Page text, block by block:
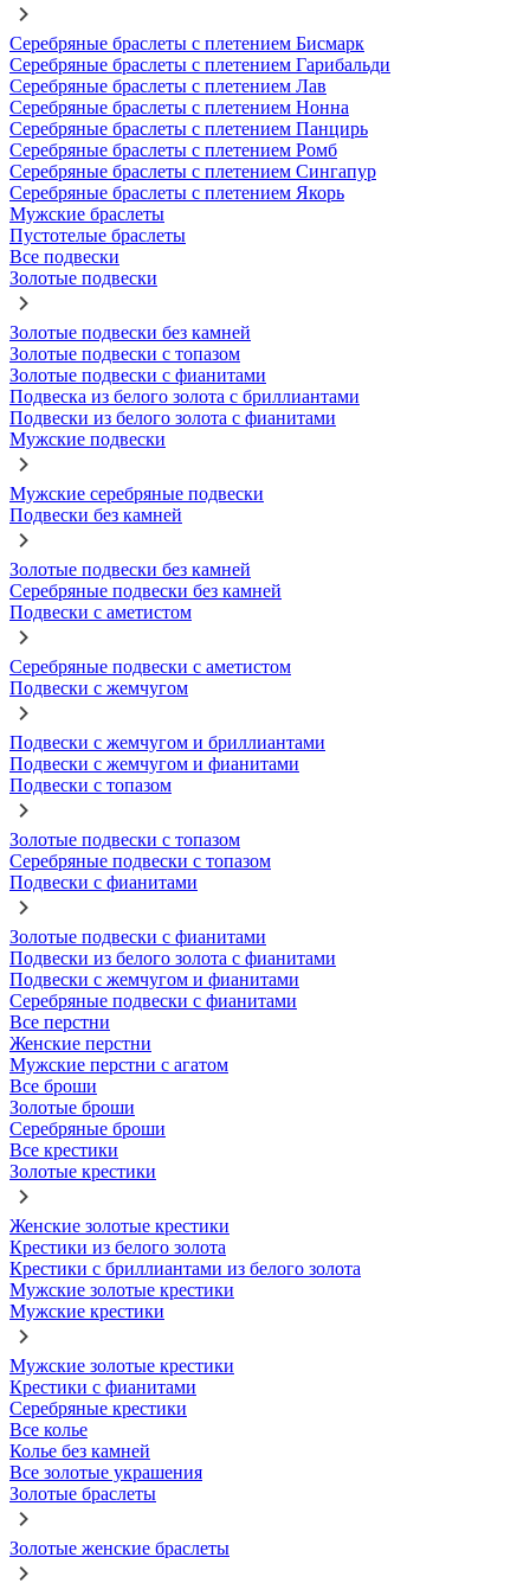
Серебряные браслеты с плетением Бисмарк
Серебряные браслеты с плетением Гарибальди
Серебряные браслеты с плетением Лав
Серебряные браслеты с плетением Нонна
Серебряные браслеты с плетением Панцирь
Серебряные браслеты с плетением Ромб
Серебряные браслеты с плетением Сингапур
Серебряные браслеты с плетением Якорь
Мужские браслеты
Пустотелые браслеты
Все подвески
Золотые подвески
Золотые подвески без камней
Золотые подвески с топазом
Золотые подвески с фианитами
Подвеска из белого золота с бриллиантами
Подвески из белого золота с фианитами
Мужские подвески
Мужские серебряные подвески
Подвески без камней
Золотые подвески без камней
Серебряные подвески без камней
Подвески с аметистом
Серебряные подвески с аметистом
Подвески с жемчугом
Подвески с жемчугом и бриллиантами
Подвески с жемчугом и фианитами
Подвески с топазом
Золотые подвески с топазом
Серебряные подвески с топазом
Подвески с фианитами
Золотые подвески с фианитами
Подвески из белого золота с фианитами
Подвески с жемчугом и фианитами
Серебряные подвески с фианитами
Все перстни
Женские перстни
Мужские перстни с агатом
Все броши
Золотые броши
Серебряные броши
Все крестики
Золотые крестики
Женские золотые крестики
Крестики из белого золота
Крестики с бриллиантами из белого золота
Мужские золотые крестики
Мужские крестики
Мужские золотые крестики
Крестики с фианитами
Серебряные крестики
Все колье
Колье без камней
Все золотые украшения
Золотые браслеты
Золотые женские браслеты